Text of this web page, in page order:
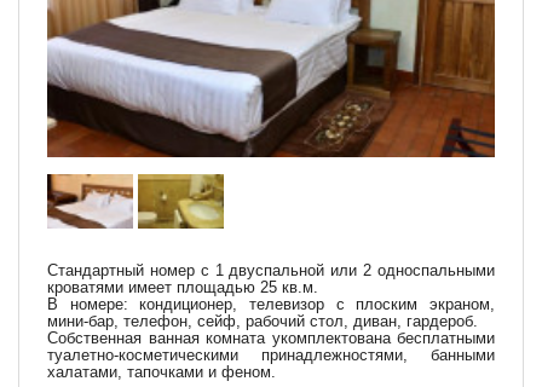
Стандартный номер с 1 двуспальной или 2 односпальными
кроватями имеет площадью 25 кв.м.
В номере: кондиционер, телевизор с плоским экраном,
мини-бар, телефон, сейф, рабочий стол, диван, гардероб.
Собственная ванная комната укомплектована бесплатными
туалетно-косметическими принадлежностями, банными
халатами, тапочками и феном.